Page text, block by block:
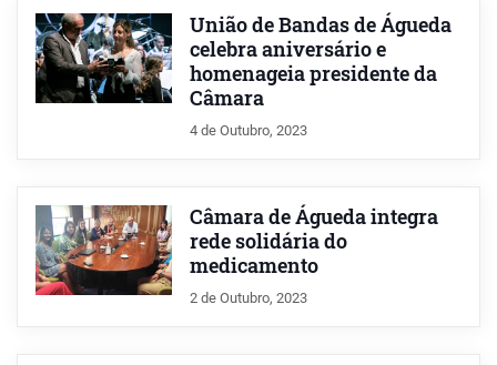
União de Bandas de Águeda
celebra aniversário e
homenageia presidente da
Câmara
4 de Outubro, 2023
Câmara de Águeda integra
rede solidária do
medicamento
2 de Outubro, 2023